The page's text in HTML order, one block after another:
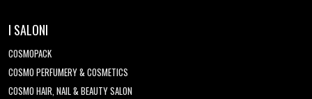
I SALONI
COSMOPACK
COSMO PERFUMERY & COSMETICS
COSMO HAIR, NAIL & BEAUTY SALON